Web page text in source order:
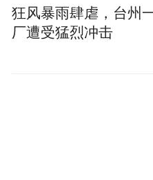
狂风暴雨肆虐，台州
厂遭受猛烈冲击